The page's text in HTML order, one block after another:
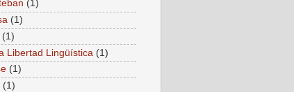
(1)
(1)
(1)
Libertad Lingüística (1)
(1)
(1)